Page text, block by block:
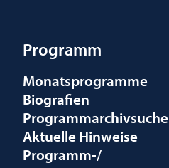
Programm
Monatsprogramme
Biografien
Programmarchivsuche
Aktuelle Hinweise
Programm-/